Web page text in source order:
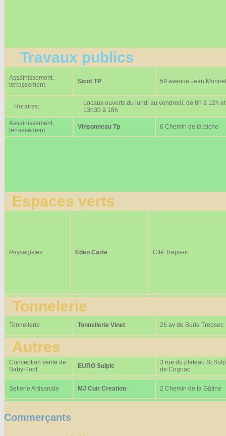
Travaux publics
Assainissement,
terrassement
Sicot TP 59 avenue Jean Monnet
Horaires:
Locaux ouverts du lundi au vendredi, de 8h à 12h
13h30 à 18h
Assainissement,
terrassement
Vinsonneau Tp 6 Chemin de la biche
Espaces verts
Paysagistes Eden Carte Cité Trepsec
Tonnelerie
Tonnellerie Tonnellerie Vinet 26 av de Burie Trepsec
Autres
Conception vente de
Baby-Foot
EURO Sulpie
3 rue du plateau St
de Cognac
Sellerie Artisanale MJ Cuir Creation 2 Chemin de la Gâtine
Commerçants